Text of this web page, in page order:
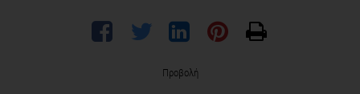
Προβολή